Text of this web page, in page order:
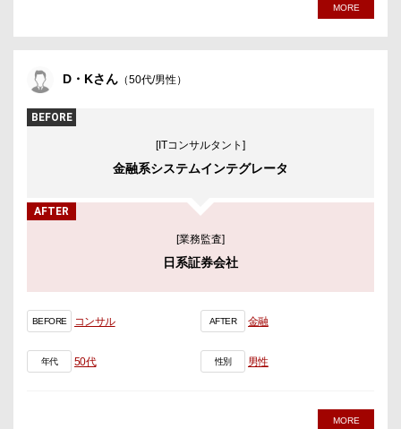
MORE
D・Kさん （50代/男性）
BEFORE
[ITコンサルタント]
金融系システムインテグレータ
AFTER
[業務監査]
日系証券会社
BEFORE コンサル AFTER 金融
年代 50代 性別 男性
MORE